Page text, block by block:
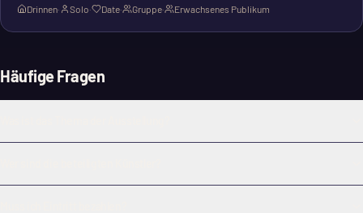
Drinnen· Solo· Date· Gruppe· Erwachsenes Publikum
Häufige Fragen